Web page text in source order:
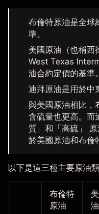
布倫特原油是全球
準。
美國原油（也稱西
West Texas
油合約定價的基準。
迪拜原油是用於中
與美國原油相比，
含硫量也更高。而
質」和「高硫」
於美國原油和布倫
以下是這三種主要原油
布倫特
原油
油